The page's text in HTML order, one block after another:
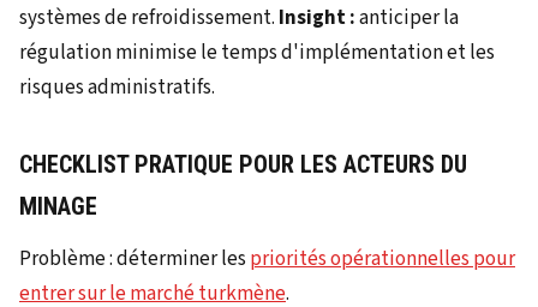
systèmes de refroidissement. Insight :anticiper la
régulation minimise le temps d'implémentation et les
risques administratifs.
CHECKLIST PRATIQUE POUR LES ACTEURS DU
MINAGE
Problème : déterminer les priorités opérationnelles pour
entrer sur le marché turkmène.